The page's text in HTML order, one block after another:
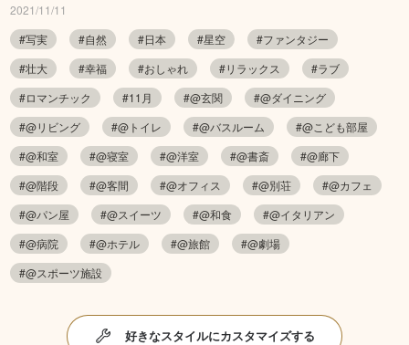
2021/11/11
#写実
#自然 #日本 #星空
#ファンタジー
#壮大
#幸福 #おしゃれ #リラックス
#ラブ
#ロマンチック
#11月 #@玄関
#@ダイニング
#@リビング
#@トイレ #@バスルーム
#@こども部屋
#@和室
#@寝室 #@洋室 #@書斎
#@廊下
#@階段
#@客間 #@オフィス #@別荘
#@カフェ
#@パン屋
#@スイーツ #@和食
#@イタリアン
#@病院
#@ホテル #@旅館
#@劇場
#@スポーツ施設
好きなスタイルにカスタマイズする